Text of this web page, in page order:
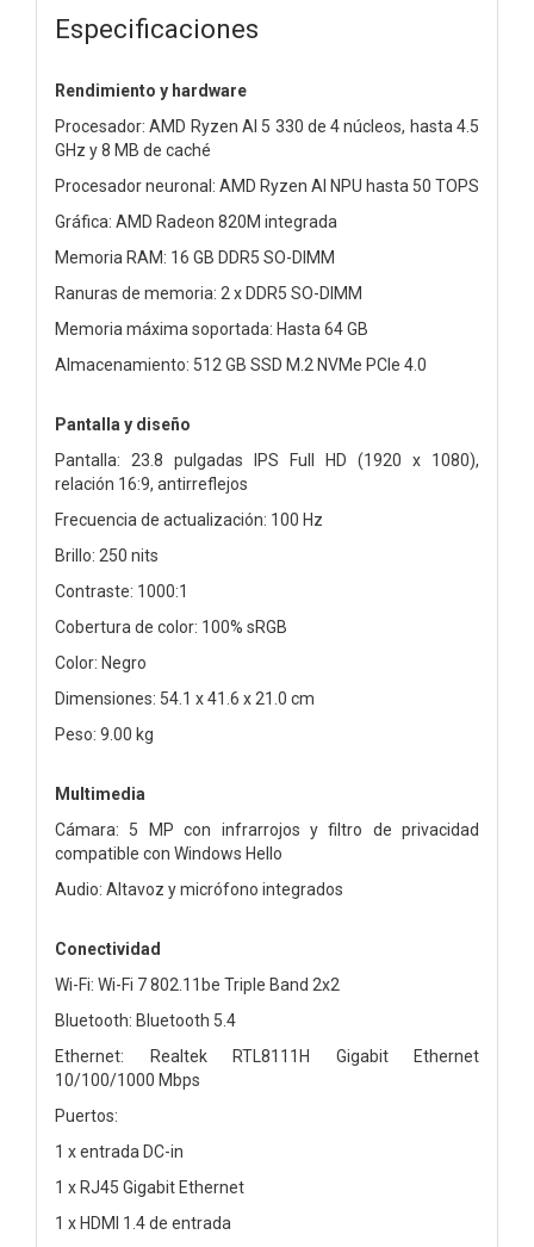
Especificaciones
Rendimiento y hardware
Procesador: AMD Ryzen AI 5 330 de 4 núcleos, hasta 4.5
GHz y 8 MB de caché
Procesador neuronal: AMD Ryzen AI NPU hasta 50 TOPS
Gráfica: AMD Radeon 820M integrada
Memoria RAM: 16 GB DDR5 SO-DIMM
Ranuras de memoria: 2 x DDR5 SO-DIMM
Memoria máxima soportada: Hasta 64 GB
Almacenamiento: 512 GB SSD M.2 NVMe PCIe 4.0
Pantalla y diseño
Pantalla: 23.8 pulgadas IPS Full HD (1920 x 1080),
relación 16:9, antirreflejos
Frecuencia de actualización: 100 Hz
Brillo: 250 nits
Contraste: 1000:1
Cobertura de color: 100% sRGB
Color: Negro
Dimensiones: 54.1 x 41.6 x 21.0 cm
Peso: 9.00 kg
Multimedia
Cámara: 5 MP con infrarrojos y filtro de privacidad
compatible con Windows Hello
Audio: Altavoz y micrófono integrados
Conectividad
Wi-Fi: Wi-Fi 7 802.11be Triple Band 2x2
Bluetooth: Bluetooth 5.4
Ethernet: Realtek RTL8111H Gigabit Ethernet
10/100/1000 Mbps
Puertos:
1 x entrada DC-in
1 x RJ45 Gigabit Ethernet
1 x HDMI 1.4 de entrada